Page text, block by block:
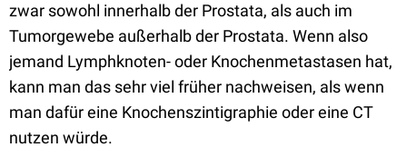
zwar sowohl innerhalb der Prostata, als auch im
Tumorgewebe außerhalb der Prostata. Wenn also
jemand Lymphknoten- oder Knochenmetastasen hat,
kann man das sehr viel früher nachweisen, als wenn
man dafür eine Knochenszintigraphie oder eine CT
nutzen würde.